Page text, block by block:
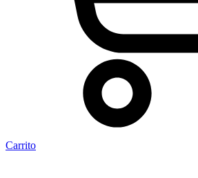
Carrito